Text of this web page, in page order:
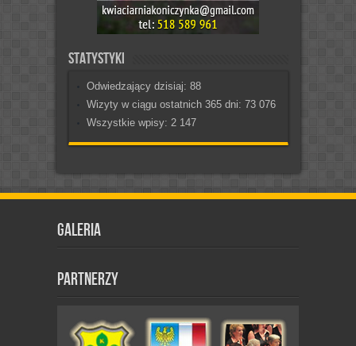
Statystyki
Odwiedzający dzisiaj: 88
Wizyty w ciągu ostatnich 365 dni: 73 076
Wszystkie wpisy: 2 147
Galeria
Partnerzy